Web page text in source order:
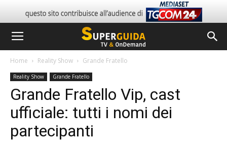
Home Reality Show Grande Fratello
Reality Show Grande Fratello
Grande Fratello Vip, cast
ufficiale: tutti i nomi dei
partecipanti